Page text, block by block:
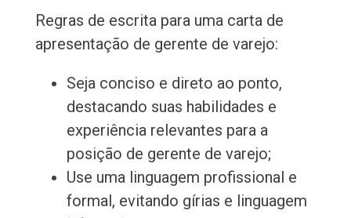
Regras de escrita para uma carta de
apresentação de gerente de varejo:
Seja conciso e direto ao ponto,
destacando suas habilidades e
experiência relevantes para a
posição de gerente de varejo;
Use uma linguagem profissional e
formal, evitando gírias e linguagem